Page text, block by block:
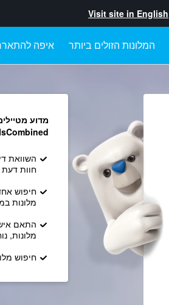
Visit site in English
המלונות הזולים ביותר איפה
מדוע
השוואת
חוות
חיפוש
מלונות
התאם
מלונות,
חיפוש